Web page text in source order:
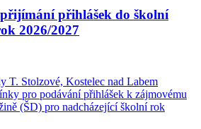
přihlášek do školní
2026/2027
T. Stolzové, Kostelec nad Labem
pro podávání přihlášek k zájmovému
(ŠD) pro nadcházející školní rok